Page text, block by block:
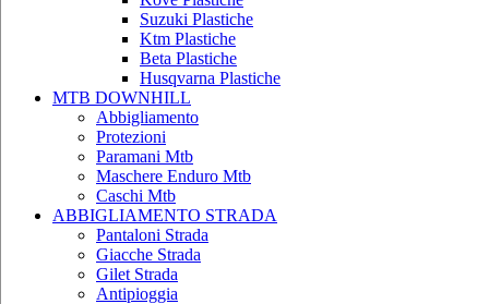
Suzuki Plastiche
Ktm Plastiche
Beta Plastiche
Husqvarna Plastiche
MTB DOWNHILL
Abbigliamento
Protezioni
Paramani Mtb
Maschere Enduro Mtb
Caschi Mtb
ABBIGLIAMENTO STRADA
Pantaloni Strada
Giacche Strada
Gilet Strada
Antipioggia